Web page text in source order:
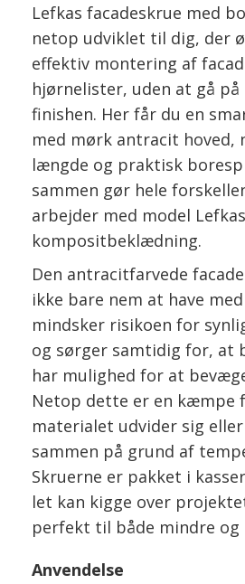
Lefkas facadeskrue med
netop udviklet til dig, der
effektiv montering af
hjørnelister, uden at gå
finishen. Her får du en
med mørk antracit hoved,
længde og praktisk
sammen gør hele
arbejder med model Lefkas
kompositbeklædning.
Den antracitfarvede
ikke bare nem at have
mindsker risikoen for
og sørger samtidig for, at
har mulighed for at
Netop dette er en kæmpe
materialet udvider sig
sammen på grund af
Skruerne er pakket i
let kan kigge over
perfekt til både mindre og
Anvendelse